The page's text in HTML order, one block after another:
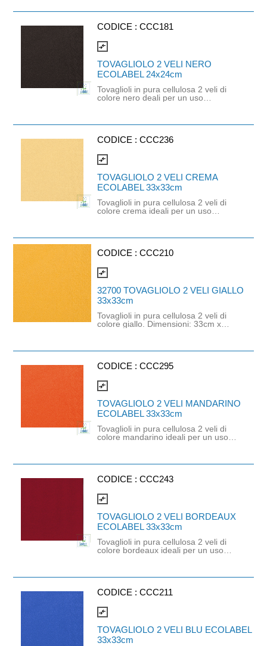
È un prodotto monouso di altissima
sostenibilità. Prodotto certificato
alimentare. Dimensioni: 24cm x
24cm.
CODICE :CCC181
compare_arrows
TOVAGLIOLO 2 VELI NERO
ECOLABEL 24x24cm
Tovaglioli in pura cellulosa 2 veli di
colore nero deali per un uso
colore deciso. È un prodotto
orientato all'ecologia e alla
Ecolabel, FSC e idoneo al contatto
alimentare. Dimensioni: 24cm x
24cm.
CODICE :CCC236
compare_arrows
TOVAGLIOLO 2 VELI CREMA
ECOLABEL 33x33cm
Tovaglioli in pura cellulosa 2 veli di
colore crema ideali per un uso
colore neutro. È un prodotto
orientato all'ecologia e alla
ECOLABEL ed FSC, e idoneo al
contatto alimentare. Dimensioni: 33 x
33 cm
CODICE :CCC210
compare_arrows
32700 TOVAGLIOLO 2 VELI GIALLO
33x33cm
Tovaglioli in pura cellulosa 2 veli di
colore giallo. Dimensioni: 33cm x
CODICE :CCC295
compare_arrows
TOVAGLIOLO 2 VELI MANDARINO
ECOLABEL 33x33cm
Tovaglioli in pura cellulosa 2 veli di
colore mandarino ideali per un uso
colore brillante. È un prodotto
orientato all'ecologia e alla
Ecolabel, FSC e idoneo al contatto
alimentare. Dimensioni: 33cm x
33cm.
CODICE :CCC243
compare_arrows
TOVAGLIOLO 2 VELI BORDEAUX
ECOLABEL 33x33cm
Tovaglioli in pura cellulosa 2 veli di
colore bordeaux ideali per un uso
colore deciso. È un prodotto
orientato all'ecologia e alla
Ecolabel, FSC e idoneo al contatto
alimentare. Dimensioni: 33cm x
33cm.
CODICE :CCC211
compare_arrows
TOVAGLIOLO 2 VELI BLU ECOLABEL
33x33cm